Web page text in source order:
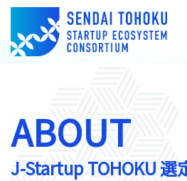
ABOUT
J-Startup TOHOKU 選